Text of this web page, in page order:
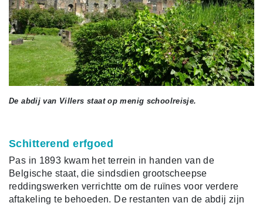
De abdij van Villers staat op menig schoolreisje.
Schitterend erfgoed
Pas in 1893 kwam het terrein in handen van de
Belgische staat, die sindsdien grootscheepse
reddingswerken verrichtte om de ruïnes voor verdere
aftakeling te behoeden. De restanten van de abdij zijn